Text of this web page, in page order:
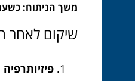
משך הניתוח:
שיקום לאחר